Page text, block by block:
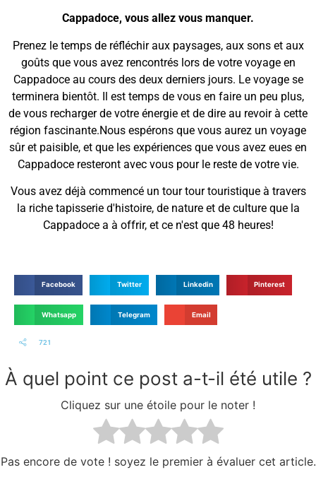
Cappadoce, vous allez vous manquer.
Prenez le temps de réfléchir aux paysages, aux sons et aux
goûts que vous avez rencontrés lors de votre voyage en
Cappadoce au cours des deux derniers jours. Le voyage se
terminera bientôt. Il est temps de vous en faire un peu plus,
de vous recharger de votre énergie et de dire au revoir à cette
région fascinante.Nous espérons que vous aurez un voyage
sûr et paisible, et que les expériences que vous avez eues en
Cappadoce resteront avec vous pour le reste de votre vie.
Vous avez déjà commencé un tour tour touristique à travers
la riche tapisserie d'histoire, de nature et de culture que la
Cappadoce a à offrir, et ce n'est que 48 heures!
Facebook Twitter Linkedin Pinterest
Whatsapp Telegram Email
721
À quel point ce post a-t-il été utile ?
Cliquez sur une étoile pour le noter !
Pas encore de vote ! soyez le premier à évaluer cet article.